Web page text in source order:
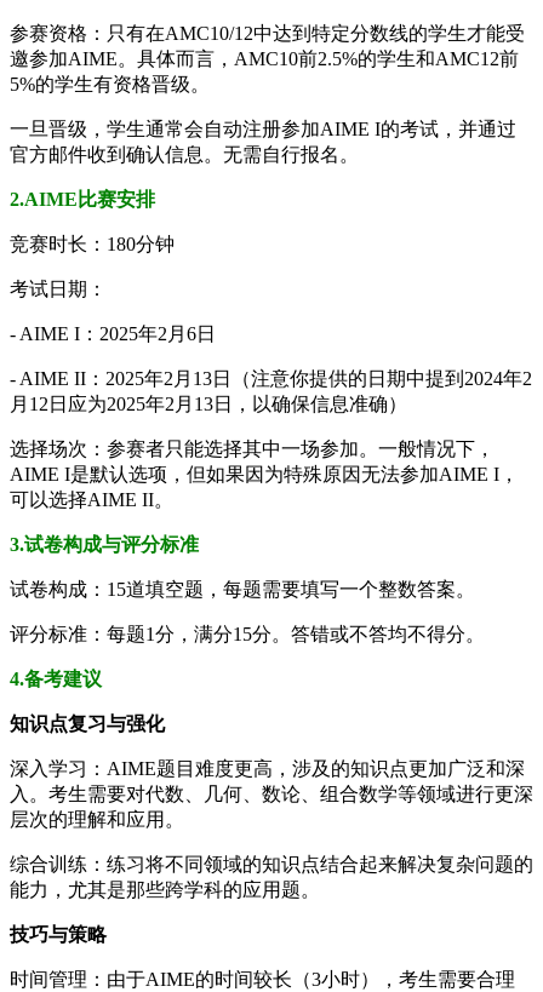
参赛资格：只有在AMC10/12中达到特定分数线的学生才能受
邀参加AIME。具体而言，AMC10前2.5%的学生和AMC12前
5%的学生有资格晋级。
一旦晋级，学生通常会自动注册参加AIME I的考试，并通过
官方邮件收到确认信息。无需自行报名。
2.AIME比赛安排
竞赛时长：180分钟
考试日期：
- AIME I：2025年2月6日
- AIME II：2025年2月13日（注意你提供的日期中提到2024年2
月12日应为2025年2月13日，以确保信息准确）
选择场次：参赛者只能选择其中一场参加。一般情况下，
AIME I是默认选项，但如果因为特殊原因无法参加AIME I，
可以选择AIME II。
3.试卷构成与评分标准
试卷构成：15道填空题，每题需要填写一个整数答案。
评分标准：每题1分，满分15分。答错或不答均不得分。
4.备考建议
知识点复习与强化
深入学习：AIME题目难度更高，涉及的知识点更加广泛和深
入。考生需要对代数、几何、数论、组合数学等领域进行更深
层次的理解和应用。
综合训练：练习将不同领域的知识点结合起来解决复杂问题的
能力，尤其是那些跨学科的应用题。
技巧与策略
时间管理：由于AIME的时间较长（3小时），考生需要合理